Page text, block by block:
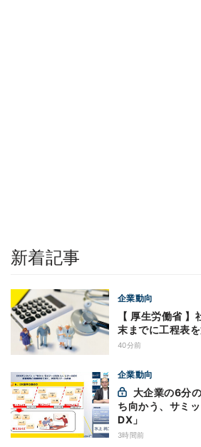
新着記事
企業動向
【 厚生労働省
末までに工程表
40分前
企業動向
ち向かう、サミ
DX」
3時間前